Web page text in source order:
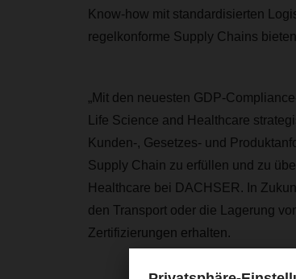
Know-how mit standardisierten
regelkonforme Supply Chains
„Mit den neuesten GDP-
Life Science and Healthcare
Kunden-, Gesetzes- und
Supply Chain zu erfüllen und zu
Healthcare bei DACHSER. In
den Transport oder die Lagerung
Zertifizierungen erhalten.